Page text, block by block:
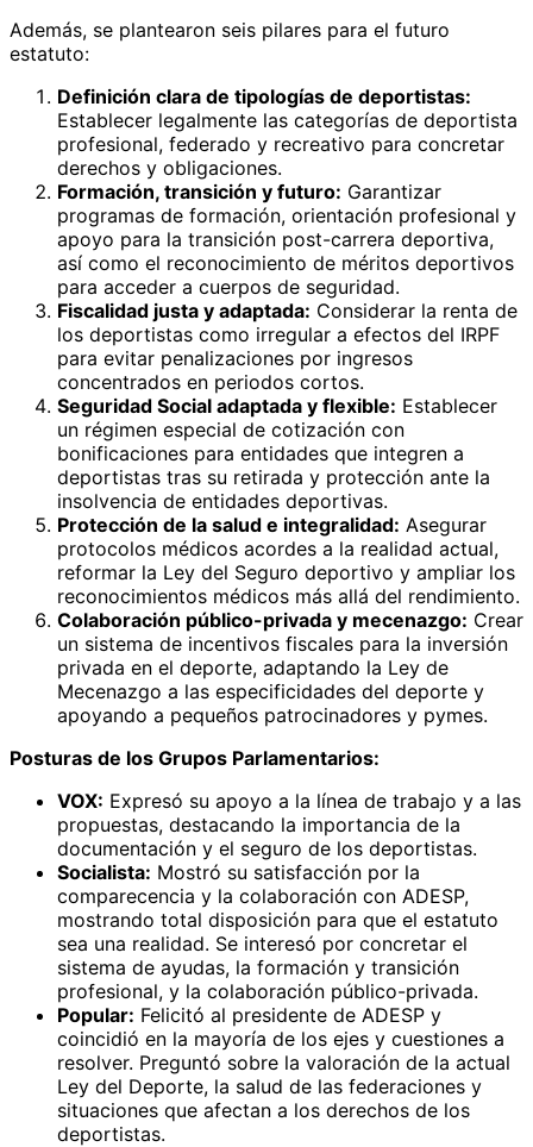
Además, se plantearon seis pilares para el futuro
estatuto:
Definición clara de tipologías de deportistas:
Establecer legalmente las categorías de deportista
profesional, federado y recreativo para concretar
derechos y obligaciones.
Formación, transición y futuro: Garantizar
programas de formación, orientación profesional y
apoyo para la transición post-carrera deportiva,
así como el reconocimiento de méritos deportivos
para acceder a cuerpos de seguridad.
Fiscalidad justa y adaptada: Considerar la renta de
los deportistas como irregular a efectos del IRPF
para evitar penalizaciones por ingresos
concentrados en periodos cortos.
Seguridad Social adaptada y flexible: Establecer
un régimen especial de cotización con
bonificaciones para entidades que integren a
deportistas tras su retirada y protección ante la
insolvencia de entidades deportivas.
Protección de la salud e integralidad: Asegurar
protocolos médicos acordes a la realidad actual,
reformar la Ley del Seguro deportivo y ampliar los
reconocimientos médicos más allá del rendimiento.
Colaboración público-privada y mecenazgo: Crear
un sistema de incentivos fiscales para la inversión
privada en el deporte, adaptando la Ley de
Mecenazgo a las especificidades del deporte y
apoyando a pequeños patrocinadores y pymes.
Posturas de los Grupos Parlamentarios:
VOX: Expresó su apoyo a la línea de trabajo y a las
propuestas, destacando la importancia de la
documentación y el seguro de los deportistas.
Socialista: Mostró su satisfacción por la
comparecencia y la colaboración con ADESP,
mostrando total disposición para que el estatuto
sea una realidad. Se interesó por concretar el
sistema de ayudas, la formación y transición
profesional, y la colaboración público-privada.
Popular: Felicitó al presidente de ADESP y
coincidió en la mayoría de los ejes y cuestiones a
resolver. Preguntó sobre la valoración de la actual
Ley del Deporte, la salud de las federaciones y
situaciones que afectan a los derechos de los
deportistas.